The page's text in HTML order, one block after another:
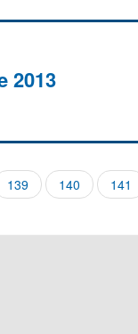
2013
139 140 141